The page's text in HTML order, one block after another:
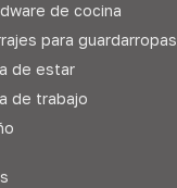
de cocina
para guardarropas
de estar
de trabajo